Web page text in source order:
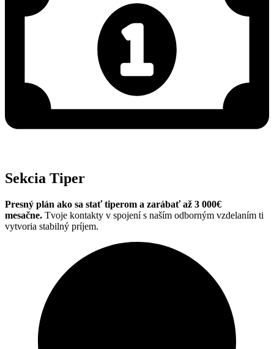
Sekcia Tiper
Presný plán ako sa stať tiperom a zarábať až 3 000€
mesačne. Tvoje kontakty v spojení s naším odborným vzdelaním ti
vytvoria stabilný príjem.